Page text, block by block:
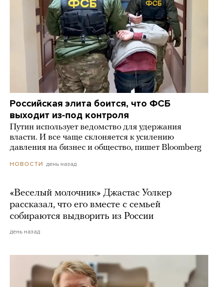
Российская элита боится, что ФСБ
выходит из-под контроля
Путин использует ведомство для удержания
власти. И все чаще склоняется к усилению
давления на бизнес и общество, пишет Bloomberg
НОВОСТИ день назад
«Веселый молочник» Джастас Уолкер
рассказал, что его вместе с семьей
собираются выдворить из России
день назад